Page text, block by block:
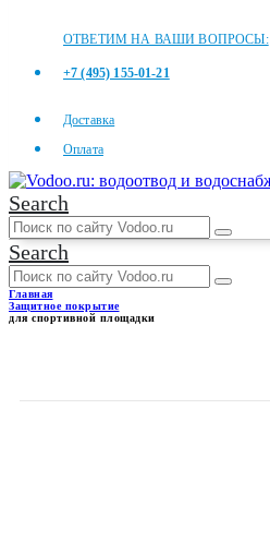
ОТВЕТИМ НА ВАШИ ВОПРОСЫ:
+7 (495) 155-01-21
Доставка
Оплата
Search
Search
Главная
Защитное покрытие
для спортивной площадки